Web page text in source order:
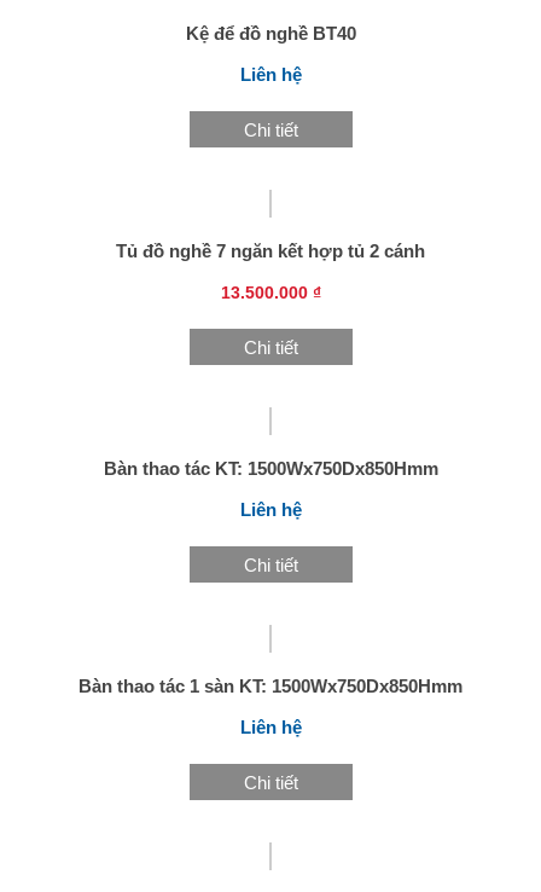
Kệ để đồ nghề BT40
Liên hệ
Chi tiết
Tủ đồ nghề 7 ngăn kết hợp tủ 2 cánh
13.500.000 ₫
Chi tiết
Bàn thao tác KT: 1500Wx750Dx850Hmm
Liên hệ
Chi tiết
Bàn thao tác 1 sàn KT: 1500Wx750Dx850Hmm
Liên hệ
Chi tiết